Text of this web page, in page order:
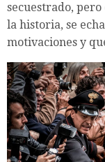
secuestrado,
la historia, se
motivaciones y